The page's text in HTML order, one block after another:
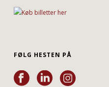
FØLG HESTEN PÅ